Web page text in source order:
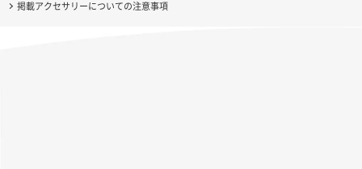
掲載アクセサリーについての注意事項